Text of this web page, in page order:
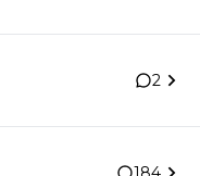
2